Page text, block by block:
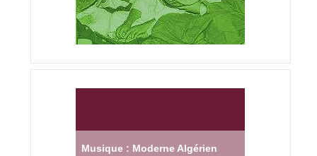
Musique : Moderne Algérien